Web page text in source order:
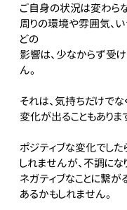
ご自身の状況は変わら
周りの環境や雰囲気、
どの
影響は、少なからず受
ん。
それは、気持ちだけでな
変化が出ることもありま
ポジティブな変化でし
しれませんが、不調にな
ネガティブなことに繋が
あるかもしれません。